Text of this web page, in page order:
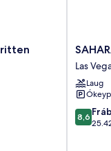
SAHARA
Las
Vegas
Las
Vegas
Strip
Las
Laug
8.6
af
8,6